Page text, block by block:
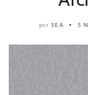
por SEA 5